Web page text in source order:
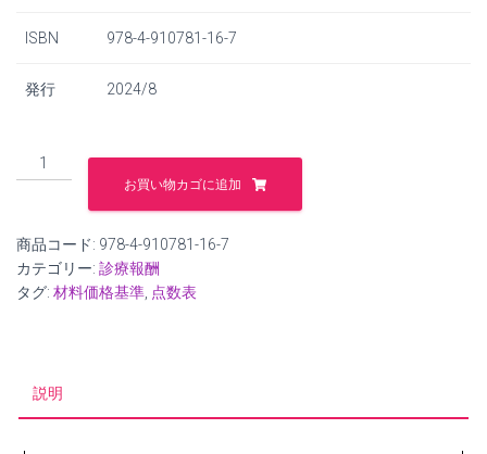
ISBN 978-4-910781-16-7
発行 2024/8
定
医
療
材
ッ
お買い物カゴに追加
商品コード: 978-4-910781-16-7
カテゴリー: 診療報酬
タグ: 材料価格基準 点数表
説明